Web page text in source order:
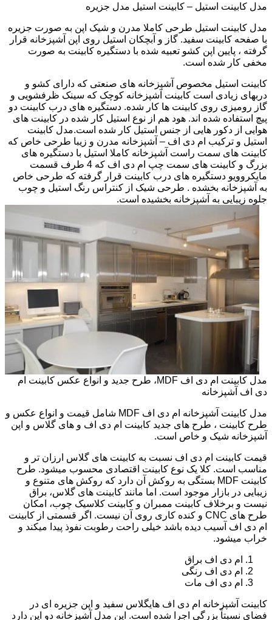
مدل کابینت استیل – کابینت استیل مدل جزیره
مدل کابینت استیل طرحی کاملا مدرن و شیک اپن به صورت جزیره
با صفحه کابینت سفید. گاز و آبچکان استیل روی اپن آشپزخانه قرار
گرفته ، پایین اپن کشو تعبیه شده با دستگیره کابینت به صورت
مخفی کار شده است.
کابینت استیل مخصوص آشپزخانه های صنعتی که دارای کشو و
دربهای زیادی است کابینت آشپزخانه کوچک که سینک ظرفشویی و
گاز رومیزی روی کابینت ها کار شده. دستگیره های درب کابینت دو
پیچ استفاده شده اند. هود هم از نوع استیل کار شده در کابینت های
هوایی از دکور هایی از جنس استیل کار شده است.مدل کابینت
استیل و ترکیب ام دی اف – آشپزخانه مدرن و زیبا طرحی خاص که
کابینت های سمت راست آشپزخانه کاملا استیل با دستگیره های
بزرگ و کابینت های سمت چپ ام دی اف که 4 طرف قسمت
مایکروویو دستگیره های درب کابینت قرار گرفته که طرحی خاص
به آشپزخانه بخشده . طرحی شیک از کنتراس رنگ استیل و چوب
جلوه زیبایی به آشپزخانه بخشیده است.
مدل کابینت ام دی اف MDF، طرح جدید و انواع عکس کابینت ام
دی اف آشپزخانه
مدل کابینت آشپزخانه ام دی اف MDF شامل قیمت و انواع عکس و
طرح کابینت ، طرح های جدید کابینت ام دی اف و های گلاس و اپن
آشپزخانه شیک و خاص است.
قیمت کابینت ام دی اف نسبت به کابینت های گلاس ارزان تر و
مناسب است. کلا یک نوع کابینت اقتصادی محسوب میشود. طرح
کابینت MDF بستگی به روکش آن دارد که روکش های متنوع و
زیبایی در بازار موجود است. اما مانند کابینت های گلاس، براق
نیست و برخلاف کابینت ممبران و کابینت کلاسیک چوب، امکان
طرح های CNC و کنده کاری روی آن نیست. اگر قسمتی از کابینت
ام دی اف آسیب دیده باشد خیلی راحت رطوبت نفوذ پیدا میکند و
خراب میشود.
ام دی اف براق
ام دی اف رنگی
ام دی اف مات
کابینت آشپزخانه ام دی اف هایگلاس سفید و اپن جزیره ای در
فضای نسبتاً بزرگی اجرا شده است. این مدل آشپزخانه دو اپن دارد